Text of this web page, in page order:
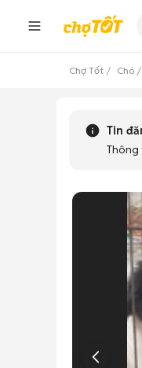
Chợ Tốt Chó
Tin
Thông